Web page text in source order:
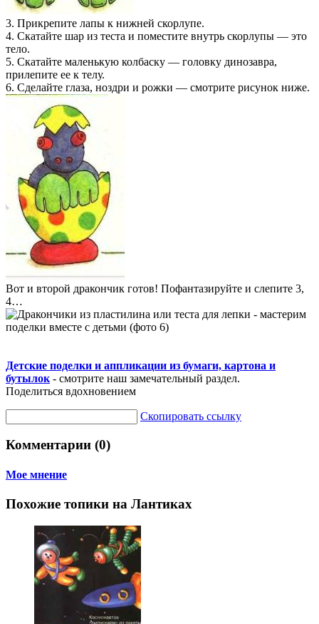
3. Прикрепите лапы к нижней скорлупе.
4. Скатайте шар из теста и поместите внутрь скорлупы — это
тело.
5. Скатайте маленькую колбаску — головку динозавра,
прилепите ее к телу.
6. Сделайте глаза, ноздри и рожки — смотрите рисунок ниже.
Вот и второй дракончик готов! Пофантазируйте и слепите 3,
4…
Детские поделки и аппликации из бумаги, картона и
бутылок - смотрите наш замечательный раздел.
Поделиться вдохновением
Скопировать ссылку
Комментарии (0)
Мое мнение
Похожие топики на Лантиках